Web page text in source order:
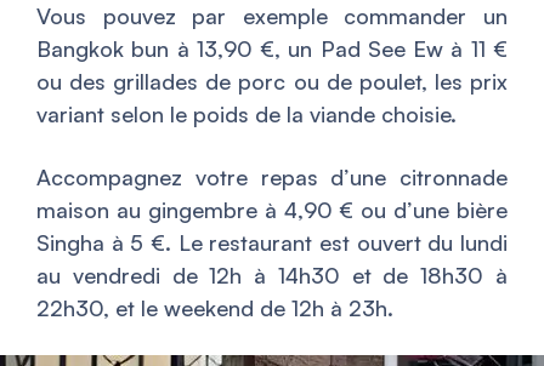
Vous pouvez par exemple commander un
Bangkok bun à 13,90 €, un Pad See Ew à 11 €
ou des grillades de porc ou de poulet, les prix
variant selon le poids de la viande choisie.
Accompagnez votre repas d’une citronnade
maison au gingembre à 4,90 € ou d’une bière
Singha à 5 €. Le restaurant est ouvert du lundi
au vendredi de 12h à 14h30 et de 18h30 à
22h30, et le weekend de 12h à 23h.